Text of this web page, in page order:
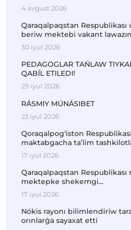
4 avgust 2026
Qaraqalpaqstan
beriw mektebi vakant
30 iyul 2026
PEDAGOGLAR TAŃLAW
QABÍL ETILEDI!
29 iyul 2026
RÁSMIY MÚNÁSIBET
23 iyul 2026
Qoraqalpog‘iston
maktabgacha ta’lim
17 iyul 2026
Qaraqalpaqstan
mektepke shekemgi...
17 iyul 2026
Nókis rayonı bilimlendiriw
orınlarǵa sayaxat etti